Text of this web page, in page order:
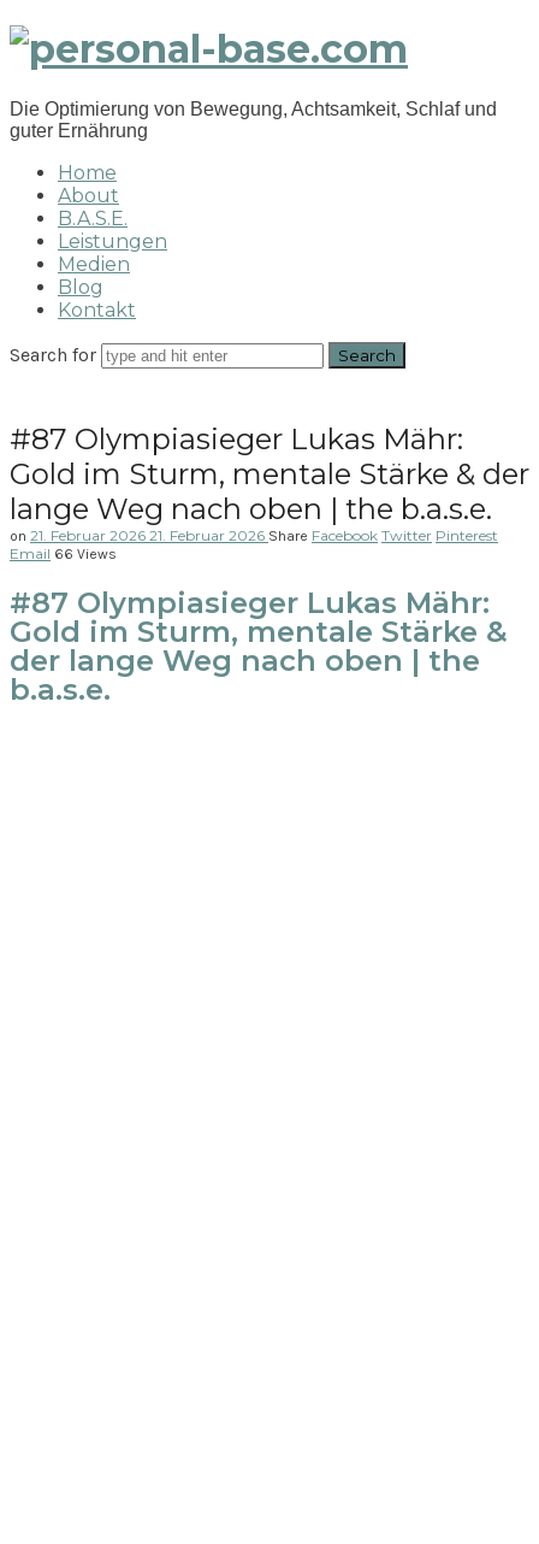
personal-
base.com
Die Optimierung von Bewegung, Achtsamkeit, Schlaf und
guter Ernährung
Home
About
B.A.S.E.
Leistungen
Medien
Blog
Kontakt
Search for
#87 Olympiasieger Lukas Mähr:
Gold im Sturm, mentale Stärke & der
lange Weg nach oben | the b.a.s.e.
on 21. Februar 2026 21. Februar 2026 Share Facebook Twitter Pinterest
Email 66 Views
#87 Olympiasieger Lukas Mähr:
Gold im Sturm, mentale Stärke &
der lange Weg nach oben | the
b.a.s.e.